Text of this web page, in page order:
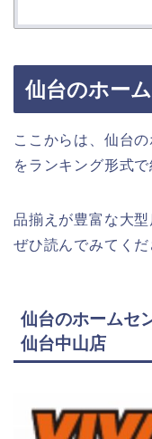
仙台のホー
ここからは、仙台
をランキング形式
品揃えが豊富な大
ぜひ読んでみてくだ
仙台のホームセ
仙台中山店